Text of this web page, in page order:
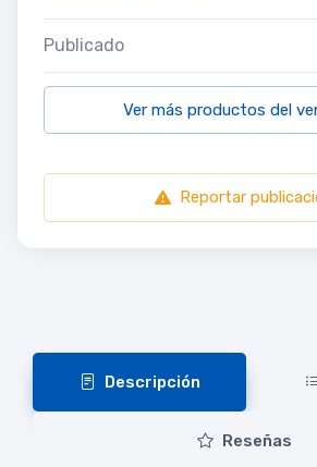
Publicado
Ver más productos del
Reportar
Descripción
Reseñas